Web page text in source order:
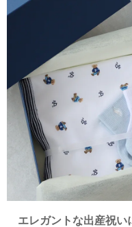
エレガントな出産祝い